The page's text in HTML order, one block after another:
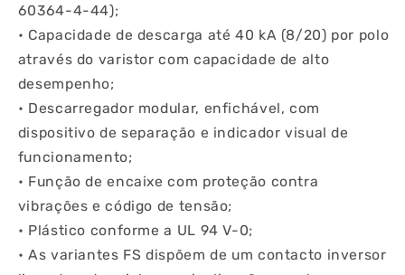
60364-4-44);
• Capacidade de descarga até 40 kA (8/20) por polo
através do varistor com capacidade de alto
desempenho;
• Descarregador modular, enfichável, com
dispositivo de separação e indicador visual de
funcionamento;
• Função de encaixe com proteção contra
vibrações e código de tensão;
• Plástico conforme a UL 94 V-0;
• As variantes FS dispõem de um contacto inversor